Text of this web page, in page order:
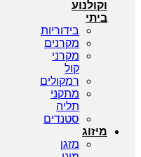
וקולנוע
ביתי
בידוריות
מקרנים
מקרני
קול
רמקולים
מתקני
תליה
סטנדים
מיזוג
מזגן